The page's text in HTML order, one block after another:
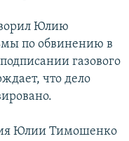
Юлию
по обвинению в
газового
что дело
Юлии Тимошенко